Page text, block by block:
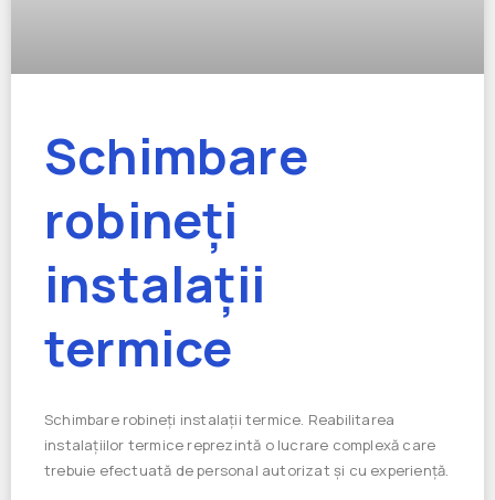
Schimbare
robineți
instalații
termice
Schimbare robineți instalații termice. Reabilitarea
instalațiilor termice reprezintă o lucrare complexă care
trebuie efectuată de personal autorizat și cu experiență.